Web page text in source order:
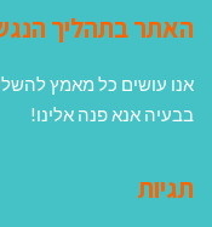
האתר בתהליך
אנו עושים כל מאמץ
בבעיה אנא פנה אלינו!
תגיות